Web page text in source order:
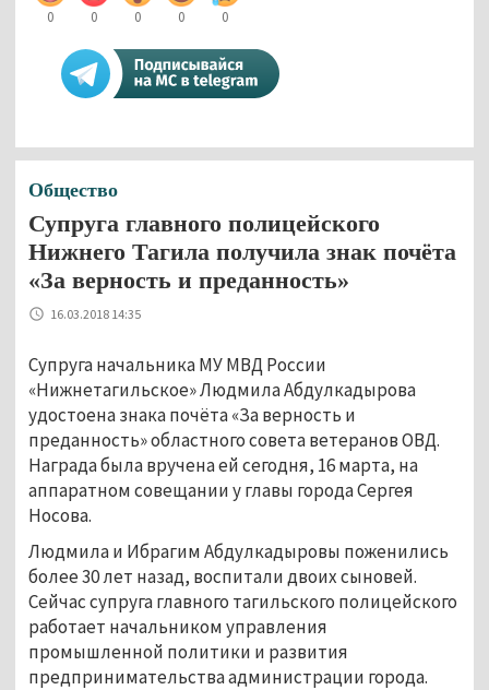
0 0 0 0 0
Общество
Супруга главного полицейского
Нижнего Тагила получила знак почёта
«За верность и преданность»
16.03.2018 14:35
Супруга начальника МУ МВД России
«Нижнетагильское» Людмила Абдулкадырова
удостоена знака почёта «За верность и
преданность» областного совета ветеранов ОВД.
Награда была вручена ей сегодня, 16 марта, на
аппаратном совещании у главы города Сергея
Носова.
Людмила и Ибрагим Абдулкадыровы поженились
более 30 лет назад, воспитали двоих сыновей.
Сейчас супруга главного тагильского полицейского
работает начальником управления
промышленной политики и развития
предпринимательства администрации города.